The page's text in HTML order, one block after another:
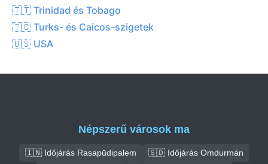
🇹🇹 Trinidad és Tobago
🇹🇨 Turks- és Caicos-szigetek
🇺🇸 USA
Népszerű városok ma
🇮🇳 Időjárás Rasapūdipalem
🇸🇩 Időjárás Omdurmán